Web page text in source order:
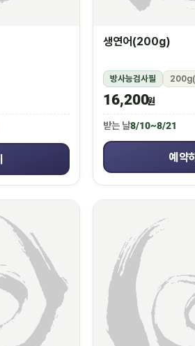
생연어(200g)
방사능검사필
16,200원
받는 날8/10~8/21
예약